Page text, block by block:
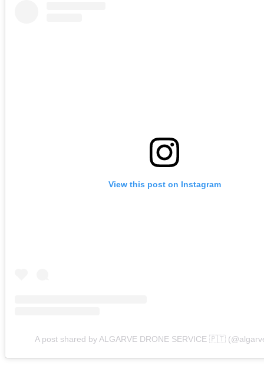
View this post on Instagram
A post shared by ALGARVE DRONE SERVICE 🇵🇹